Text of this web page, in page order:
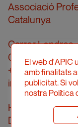
Associació
Catalunya
Carrer Londres,
08036
+34 934 161 474
info@apic.cat
Horari
De dilluns a
El web d'APIC
amb finalitats
publicitat. Si
nostra Política